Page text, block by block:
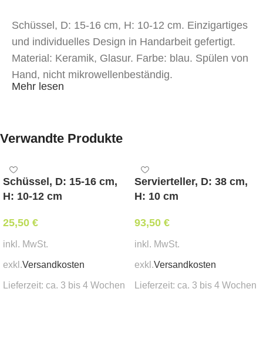
Schüssel, D: 15-16 cm, H: 10-12 cm. Einzigartiges
und individuelles Design in Handarbeit gefertigt.
Material: Keramik, Glasur. Farbe: blau. Spülen von
Hand, nicht mikrowellenbeständig.
Mehr lesen
Verwandte Produkte
Schüssel, D: 15-16 cm,
H: 10-12 cm
25,50 €
inkl. MwSt.
exkl.Versandkosten
Lieferzeit: ca. 3 bis 4 Wochen
Servierteller, D: 38 cm,
H: 10 cm
93,50 €
inkl. MwSt.
exkl.Versandkosten
Lieferzeit: ca. 3 bis 4 Wochen